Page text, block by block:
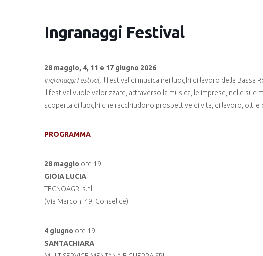
Ingranaggi Festival
28 maggio, 4, 11 e 17 giugno 2026
Ingranaggi Festival, il festival di musica nei luoghi di lavoro della Bassa
Il festival vuole valorizzare, attraverso la musica, le imprese, nelle sue
scoperta di luoghi che racchiudono prospettive di vita, di lavoro, oltre
PROGRAMMA
28 maggio ore 19
GIOIA LUCIA
TECNOAGRI s.r.l.
(Via Marconi 49, Conselice)
4 giugno ore 19
SANTACHIARA